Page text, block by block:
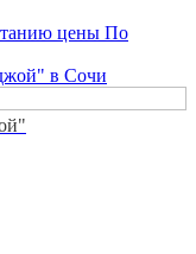
цены По